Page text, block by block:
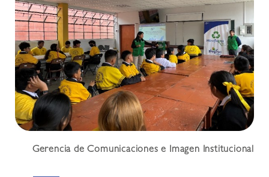
Gerencia de Comunicaciones e Imagen Institucional